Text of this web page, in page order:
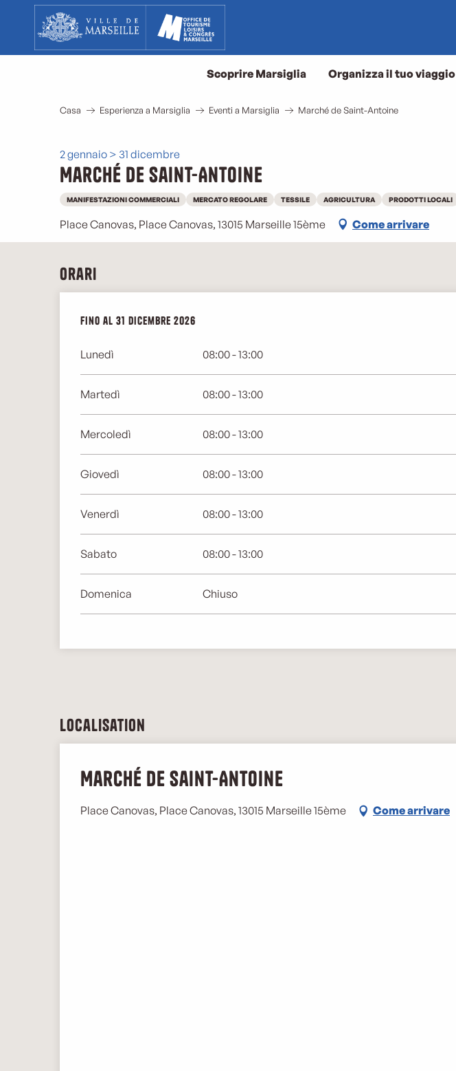
contenu
principal
Scoprire Marsiglia Organizza il tuo viaggio
Casa Esperienza a Marsiglia Eventi a Marsiglia Marché de Saint-Antoine
2 gennaio > 31 dicembre
Marché de Saint-Antoine
MANIFESTAZIONI COMMERCIALI MERCATO REGOLARE TESSILE AGRICULTURA PRODOTTI LOCALI
Place Canovas, Place Canovas, 13015 Marseille 15ème Come arrivare
Orari
Dal2 gennaio 2026 al31 dicembre 2026
Fino al 31 dicembre 2026
Lunedì 08:00 - 13:00
Martedì 08:00 - 13:00
Mercoledì 08:00 - 13:00
Giovedì 08:00 - 13:00
Venerdì 08:00 - 13:00
Sabato 08:00 - 13:00
Domenica Chiuso
Localisation
Marché de Saint-Antoine
Place Canovas, Place Canovas, 13015 Marseille 15ème Come arrivare